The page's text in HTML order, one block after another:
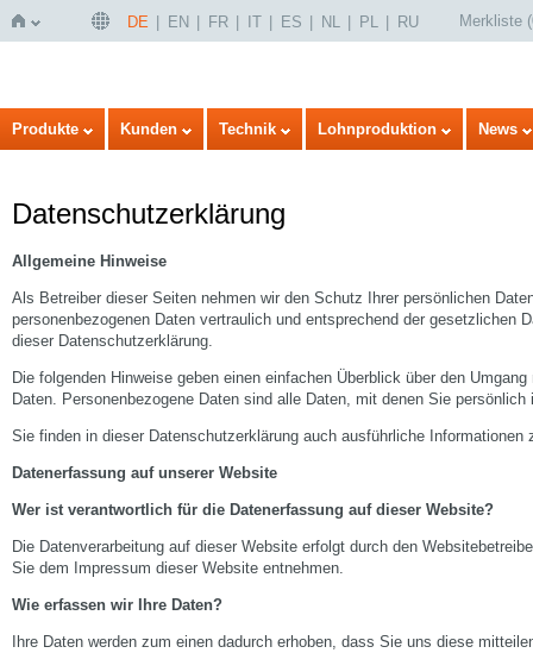
Startseite
DE EN FR IT ES NL PL RU Merkliste (
Produkte Kunden Technik Lohnproduktion News
Datenschutzerklärung
Allgemeine Hinweise
Als Betreiber dieser Seiten nehmen wir den Schutz Ihrer persönlichen
personenbezogenen Daten vertraulich und entsprechend der gesetzlichen
dieser Datenschutzerklärung.
Die folgenden Hinweise geben einen einfachen Überblick über den
Daten. Personenbezogene Daten sind alle Daten, mit denen Sie
Sie finden in dieser Datenschutzerklärung auch ausführliche Informationen
Datenerfassung auf unserer Website
Wer ist verantwortlich für die Datenerfassung auf dieser Website?
Die Datenverarbeitung auf dieser Website erfolgt durch den
Sie dem Impressum dieser Website entnehmen.
Wie erfassen wir Ihre Daten?
Ihre Daten werden zum einen dadurch erhoben, dass Sie uns diese